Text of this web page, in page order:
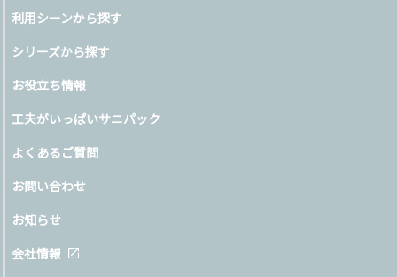
利用シーンから探す
シリーズから探す
お役立ち情報
工夫がいっぱいサニパック
よくあるご質問
お問い合わせ
お知らせ
会社情報